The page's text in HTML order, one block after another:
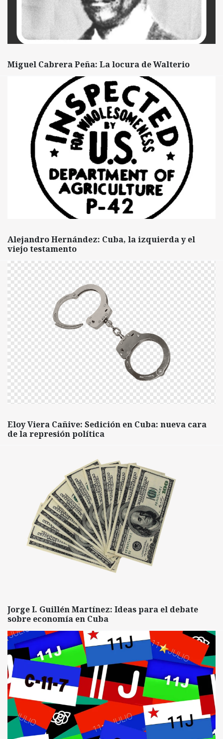
Miguel Cabrera Peña: La locura de Walterio
Alejandro Hernández: Cuba, la izquierda y el
viejo testamento
Eloy Viera Cañive: Sedición en Cuba: nueva cara
de la represión política
Jorge I. Guillén Martínez: Ideas para el debate
sobre economía en Cuba